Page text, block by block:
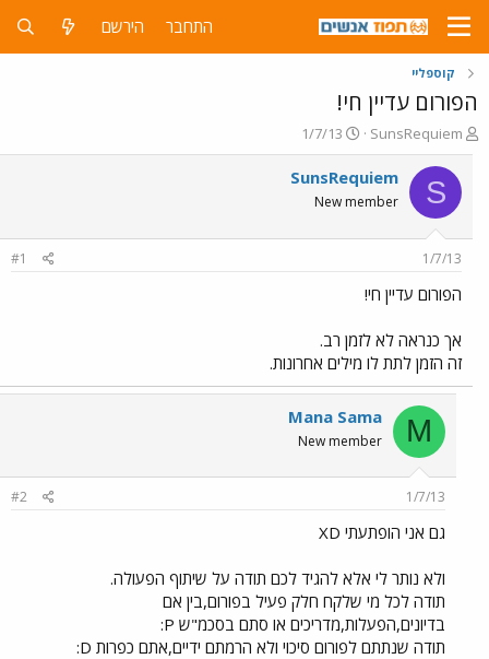
התחבר הירשם
קוספליי
הפורום עדיין חי!
פ
ו
ת
ח
ה
ש
א
SunsRequiem
פ
ו
ר
ם
1/7/13
S
SunsRequiem
New member
1/7/13
#1
הפורום עדיין חי!
אך כנראה לא לזמן רב.
זה הזמן לתת לו מילים אחרונות.
M
Mana Sama
New member
1/7/13
#2
גם אני הופתעתי XD
ולא נותר לי אלא להגיד לכם תודה על שיתוף הפעולה.
תודה לכל מי שלקח חלק פעיל בפורום,בין אם
בדיונים,הפעלות,מדריכים או סתם בסכמ"ש P:
תודה שנתתם לפורום סיכוי ולא הרמתם ידיים,אתם כפרות D: